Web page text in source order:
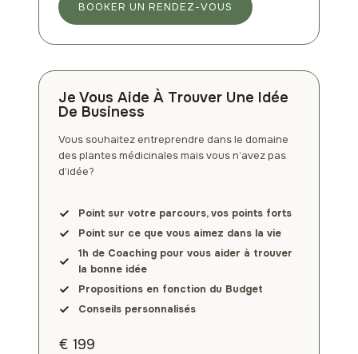
BOOKER UN RENDEZ-VOUS
Je Vous Aide À Trouver Une Idée
De Business
Vous souhaitez entreprendre dans le domaine
des plantes médicinales mais vous n’avez pas
d’idée?
Point sur votre parcours, vos points forts
Point sur ce que vous aimez dans la vie
1h de Coaching pour vous aider à trouver
la bonne idée
Propositions en fonction du Budget
Conseils personnalisés
€ 199